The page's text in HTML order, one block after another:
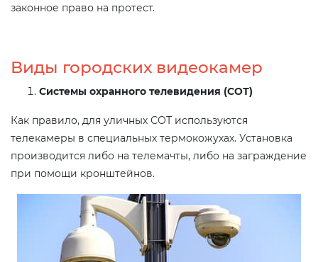
законное право на протест.
Виды городских видеокамер
Системы охранного телевидения (СОТ)
Как правило, для уличных СОТ используются
телекамеры в специальных термокожухах. Установка
производится либо на телемачты, либо на заграждение
при помощи кронштейнов.